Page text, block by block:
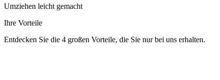
Umziehen leicht gemacht
Ihre Vorteile
Entdecken Sie die 4 großen Vorteile, die Sie nur bei uns erhalten.